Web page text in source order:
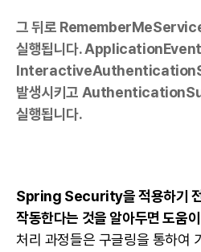
그 뒤로
실행됩니다.
발생시키고
실행됩니다.
Spring Security을 적용하기 전
작동한다는 것을 알아두면 도움
처리 과정들은 구글링을 통하여